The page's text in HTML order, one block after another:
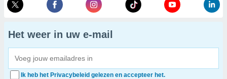
Het weer in uw e-mail
Ik heb het Privacybeleid gelezen en accepteer het.